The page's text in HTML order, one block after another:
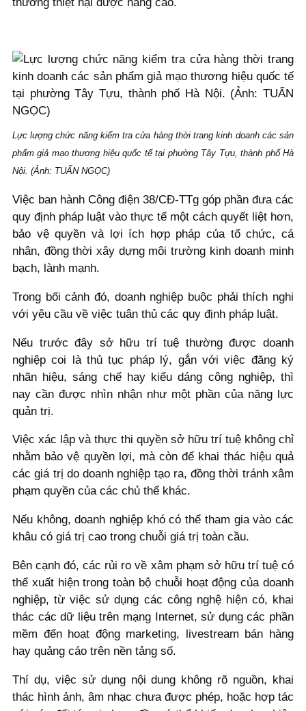
Lực lượng chức năng kiểm tra cửa hàng thời trang kinh doanh các sản
phẩm giả mạo thương hiệu quốc tế tại phường Tây Tựu, thành phố Hà
Nội. (Ảnh: TUẤN NGỌC)
Việc ban hành Công điện 38/CĐ-TTg góp phần đưa các
quy định pháp luật vào thực tế một cách quyết liệt hơn,
bảo vệ quyền và lợi ích hợp pháp của tổ chức, cá
nhân, đồng thời xây dựng môi trường kinh doanh minh
bạch, lành mạnh.
Trong bối cảnh đó, doanh nghiệp buộc phải thích nghi
với yêu cầu về việc tuân thủ các quy định pháp luật.
Nếu trước đây sở hữu trí tuệ thường được doanh
nghiệp coi là thủ tục pháp lý, gắn với việc đăng ký
nhãn hiệu, sáng chế hay kiểu dáng công nghiệp, thì
nay cần được nhìn nhận như một phần của năng lực
quản trị.
Việc xác lập và thực thi quyền sở hữu trí tuệ không chỉ
nhằm bảo vệ quyền lợi, mà còn để khai thác hiệu quả
các giá trị do doanh nghiệp tạo ra, đồng thời tránh xâm
phạm quyền của các chủ thể khác.
Nếu không, doanh nghiệp khó có thể tham gia vào các
khâu có giá trị cao trong chuỗi giá trị toàn cầu.
Bên cạnh đó, các rủi ro về xâm phạm sở hữu trí tuệ có
thể xuất hiện trong toàn bộ chuỗi hoạt động của doanh
nghiệp, từ việc sử dụng các công nghệ hiện có, khai
thác các dữ liệu trên mạng Internet, sử dụng các phần
mềm đến hoạt động marketing, livestream bán hàng
hay quảng cáo trên nền tảng số.
Thí dụ, việc sử dụng nội dung không rõ nguồn, khai
thác hình ảnh, âm nhạc chưa được phép, hoặc hợp tác